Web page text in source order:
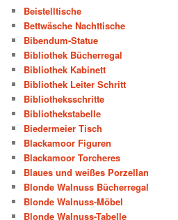
Beistelltische
Bettwäsche Nachttische
Bibendum-Statue
Bibliothek Bücherregal
Bibliothek Kabinett
Bibliothek Leiter Schritt
Bibliotheksschritte
Bibliothekstabelle
Biedermeier Tisch
Blackamoor Figuren
Blackamoor Torcheres
Blaues und weißes Porzellan
Blonde Walnuss Bücherregal
Blonde Walnuss-Möbel
Blonde Walnuss-Tabelle